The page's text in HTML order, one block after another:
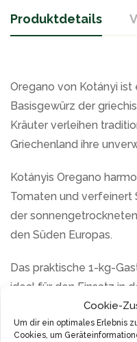
Cookie-
Um dir ein optimales Erlebnis
Cookies, um
Produktdetails
Oregano von Kotányi ist
Basisgewürz der
Kräuter verleihen
Griechenland ihre
Kotányis Oregano
Tomaten und verfeinert
der
den Süden Europas.
Das praktische 1-kg-
ideal für den Einsatz in
alle, die gerne auf
aromatischen Oregano